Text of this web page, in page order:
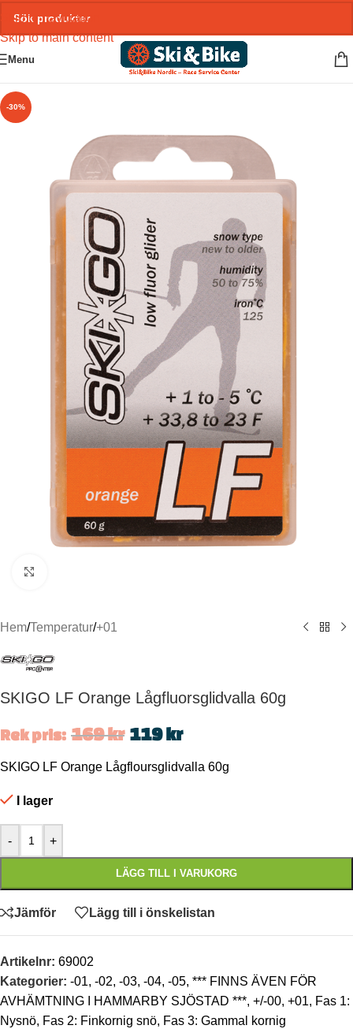
Skip to navigation
Skip to main content
Menu
-30%
Hem/Temperatur/+01
SKIGO LF Orange Lågfluorsglidvalla 60g
Rek pris: 169kr 119kr
SKIGO LF Orange Lågfloursglidvalla 60g
I lager
- +
LÄGG TILL I VARUKORG
Jämför Lägg till i önskelistan
Artikelnr: 69002
Kategorier: -01, -02, -03, -04, -05, *** FINNS ÄVEN FÖR
AVHÄMTNING I HAMMARBY SJÖSTAD ***, +/-00, +01, Fas 1:
Nysnö, Fas 2: Finkornig snö, Fas 3: Gammal kornig